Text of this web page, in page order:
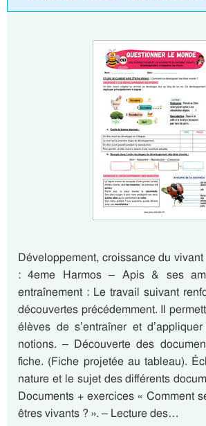
Développement, croissance du
: 4eme Harmos – Apis & ses
entraînement : Le travail suivant
découvertes précédemment. Il
élèves de s’entraîner et
notions. – Découverte des
fiche. (Fiche projetée au tableau).
nature et le sujet des différents
Documents + exercices « Comment
êtres vivants ? ». – Lecture des…